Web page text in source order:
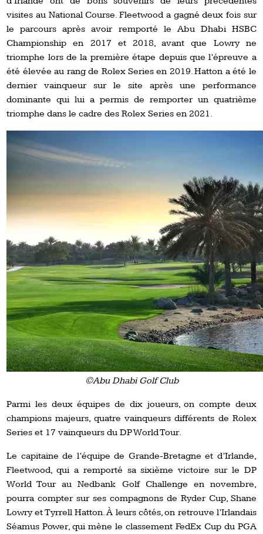
visites au National Course. Fleetwood a gagné deux fois sur
le parcours après avoir remporté le Abu Dhabi HSBC
Championship en 2017 et 2018, avant que Lowry ne
triomphe lors de la première étape depuis que l’épreuve a
été élevée au rang de Rolex Series en 2019. Hatton a été le
dernier vainqueur sur le site après une performance
dominante qui lui a permis de remporter un quatrième
triomphe dans le cadre des Rolex Series en 2021.
©Abu Dhabi Golf Club
Parmi les deux équipes de dix joueurs, on compte deux
champions majeurs, quatre vainqueurs différents de Rolex
Series et 17 vainqueurs du DP World Tour.
Le capitaine de l’équipe de Grande-Bretagne et d’Irlande,
Fleetwood, qui a remporté sa sixième victoire sur le DP
World Tour au Nedbank Golf Challenge en novembre,
pourra compter sur ses compagnons de Ryder Cup, Shane
Lowry et Tyrrell Hatton. À leurs côtés, on retrouve l’Irlandais
Séamus Power, qui mène le classement FedEx Cup du PGA